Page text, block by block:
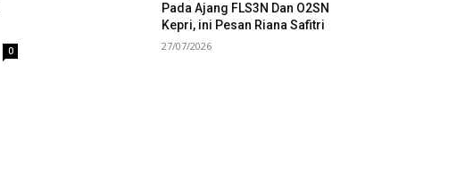
0
Pada Ajang FLS3N Dan O2SN
Kepri, ini Pesan Riana Safitri
27/07/2026